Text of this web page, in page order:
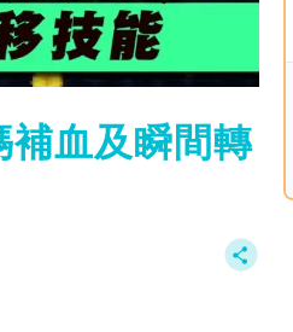
補血及瞬間轉